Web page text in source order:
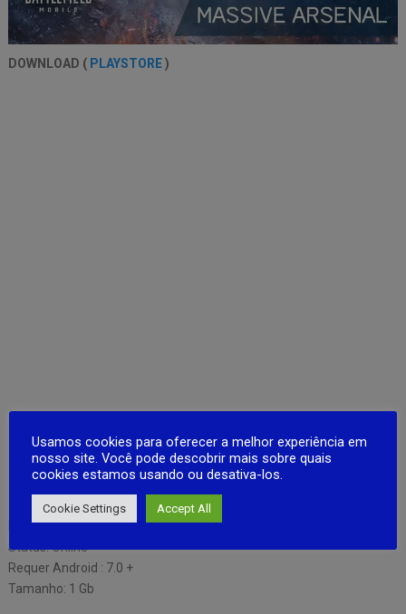
DOWNLOAD (PLAYSTORE)
Desenvolvedora: Eletronic arts
Status: Online
Requer Android : 7.0 +
Tamanho: 1 Gb
Usamos cookies para oferecer a melhor experiência em
nosso site. Você pode descobrir mais sobre quais
cookies estamos usando ou desativa-los.
Cookie Settings Accept All